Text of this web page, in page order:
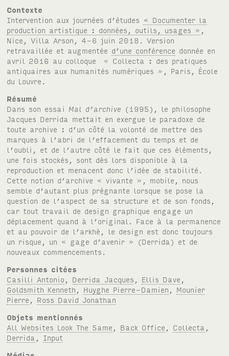
Contexte
Intervention aux journées d’études « Documenter la
production artistique : données, outils, usages » ,
Nice, Villa Arson, 4-6 juin 2018. Version
retravaillée et augmentée d’une conférence donnée en
avril 2016 au colloque « Collecta : des pratiques
antiquaires aux humanités numériques », Paris, École
du Louvre.
Résumé
Dans son essai Mal d’archive (1995), le philosophe
Jacques Derrida mettait en exergue le paradoxe de
toute archive : d’un côté la volonté de mettre des
marques à l’abri de l’effacement du temps et de
l’oubli, et de l’autre côté le fait que ces éléments,
une fois stockés, sont dès lors disponible à la
reproduction et menacent donc l’idée de stabilité.
Cette notion d’archive « vivante », mobile, nous
semble d’autant plus prégnante lorsque se pose la
question de l’aspect de sa structure et de son fonds,
car tout travail de design graphique engage un
déplacement quand à l’original. Face à la permanence
et au pouvoir de l’arkhè, le design est donc toujours
un risque, un « gage d’avenir » (Derrida) et de
nouveaux commencements.
Personnes citées
Casilli Antonio , Derrida Jacques , Ellis Dave ,
Goldsmith Kenneth , Huyghe Pierre-Damien , Mounier
Pierre , Ross David Jonathan
Objets mentionnés
All Websites Look The Same , Back Office , Collecta ,
Derrida , Input